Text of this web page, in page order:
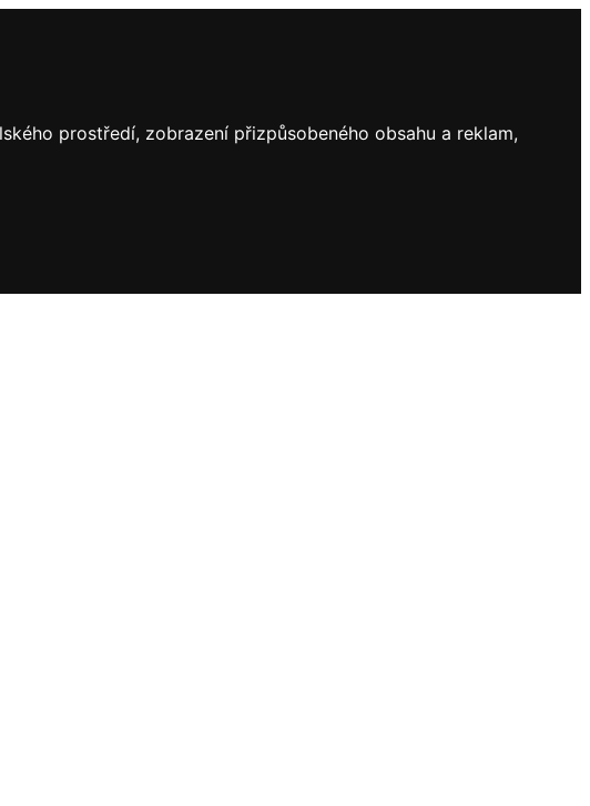
prostředí, zobrazení přizpůsobeného obsahu a reklam,